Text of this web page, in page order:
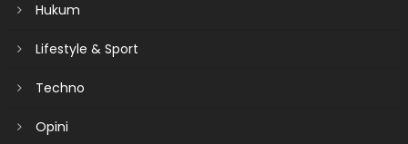
Hukum
Lifestyle & Sport
Techno
Opini